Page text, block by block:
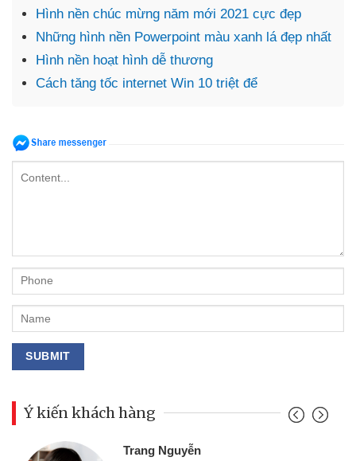
Hình nền chúc mừng năm mới 2021 cực đẹp
Những hình nền Powerpoint màu xanh lá đẹp nhất
Hình nền hoạt hình dễ thương
Cách tăng tốc internet Win 10 triệt để
Ý kiến khách hàng
Đoàn Hữu Cảnh